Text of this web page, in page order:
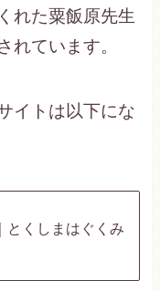
れた粟飯原先生
れています。
イトは以下にな
とくしまはぐくみ